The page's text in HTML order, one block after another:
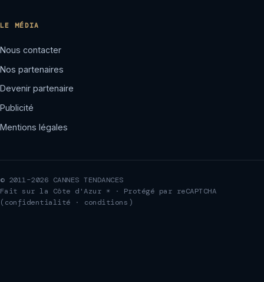
LE MÉDIA
Nous contacter
Nos partenaires
Devenir partenaire
Publicité
Mentions légales
© 2011–2026 CANNES TENDANCES
Fait sur la Côte d'Azur ☀ · Protégé par reCAPTCHA
( confidentialité · conditions )